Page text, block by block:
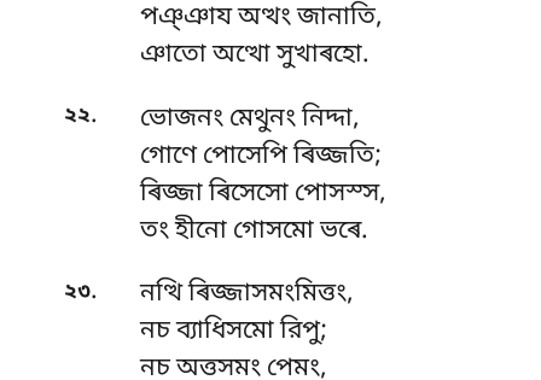
পঞ্ঞায অত্থং জানাতি,
ঞাতো অত্থো সুখাৰহো.
২২.
ভোজনং মেথুনং নিদ্দা,
গোণে পোসেপি ৰিজ্জতি;
ৰিজ্জা ৰিসেসো পোসস্স,
তং হীনো গোসমো ভৰে.
২৩.
নত্থি ৰিজ্জাসমংমিত্তং,
নচ ব্যাধিসমো রিপু;
নচঅত্তসমং পেমং,